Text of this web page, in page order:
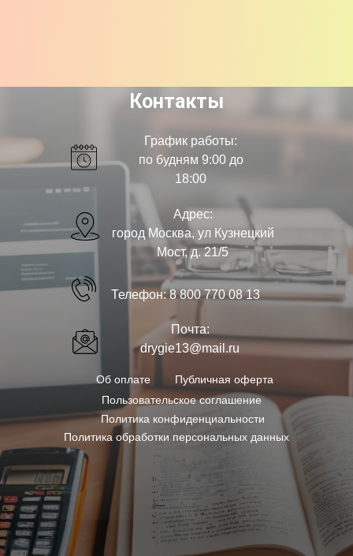
Контакты
График работы:
по будням 9:00 до
18:00
Телефон:8 800 770 08 13
Адрес:
город Москва, ул Кузнецкий
Мост, д. 21/5
Политика конфиденциальности
Почта:
drygie13@mail.ru
Об оплате
Политика обработки персональных данных
Публичная оферта
Пользовательское соглашение